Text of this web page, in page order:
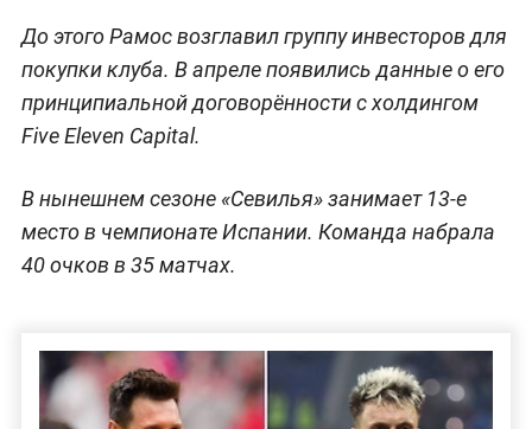
До этого Рамос возглавил группу инвесторов для
покупки клуба. В апреле появились данные о его
принципиальной договорённости с холдингом
Five Eleven Capital.
В нынешнем сезоне «Севилья» занимает 13-е
место в чемпионате Испании. Команда набрала
40 очков в 35 матчах.